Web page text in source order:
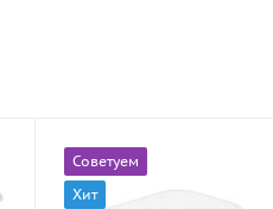
Советуем
Хит